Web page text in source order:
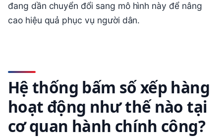
đang dần chuyển đổi sang mô hình này để nâng
cao hiệu quả phục vụ người dân.
Hệ thống bấm số xếp hàng
hoạt động như thế nào tại
cơ quan hành chính công?